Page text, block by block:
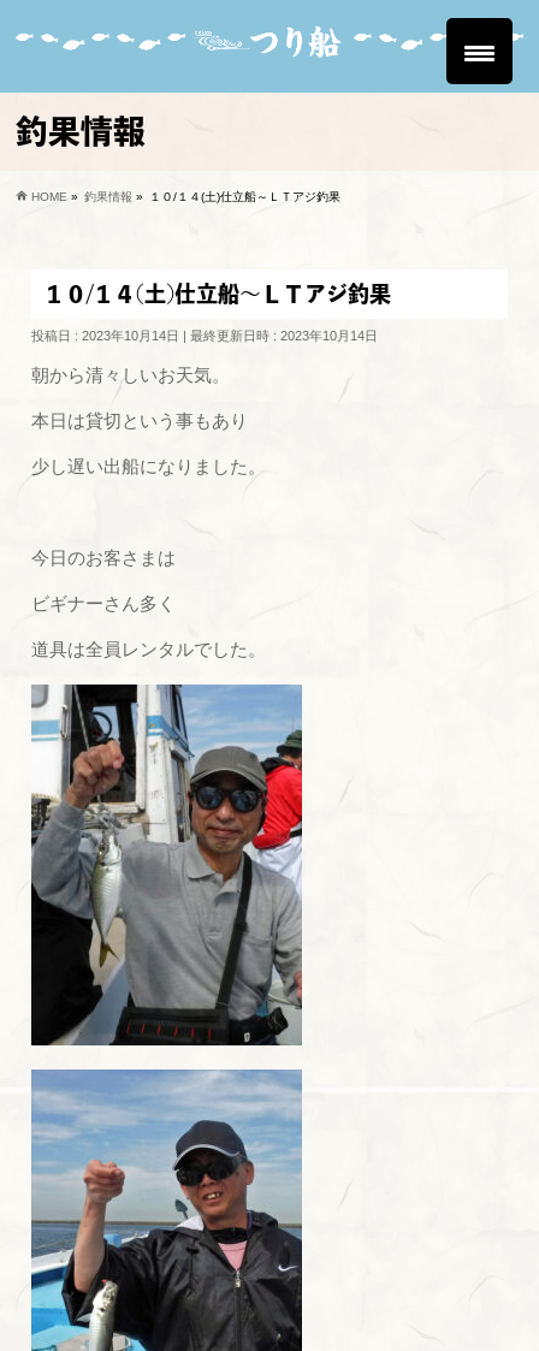
釣果情報
HOME » 釣果情報 » １０/１４(土)仕立船～ＬＴアジ釣果
１０/１４(土)仕立船～ＬＴアジ釣果
投稿日 : 2023年10月14日 最終更新日時 : 2023年10月14日
朝から清々しいお天気。
本日は貸切という事もあり
少し遅い出船になりました。
今日のお客さまは
ビギナーさん多く
道具は全員レンタルでした。